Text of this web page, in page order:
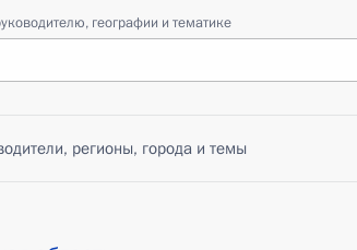
географии и тематике
регионы, города и темы